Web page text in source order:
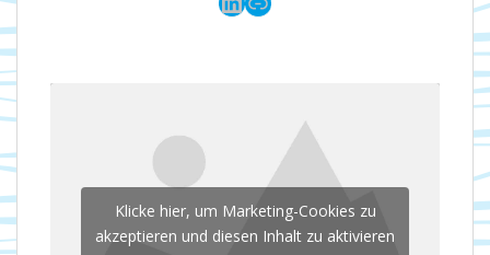
Klicke hier, um Marketing-Cookies zu
akzeptieren und diesen Inhalt zu aktivieren